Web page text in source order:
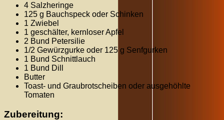
4 Salzheringe
125 g Bauchspeck oder Schinken
1 Zwiebel
1 geschälter, kernloser Apfel
2 Bund Petersilie
1/2 Gewürzgurke oder 125 g Senfgurken
1 Bund Schnittlauch
1 Bund Dill
Butter
Toast- und Graubrotscheiben oder ausgehöhlte
Tomaten
Zubereitung: